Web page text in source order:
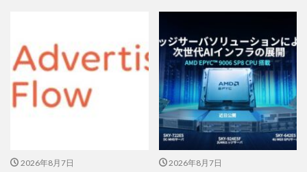
2026年8月7日 2026年8月7日